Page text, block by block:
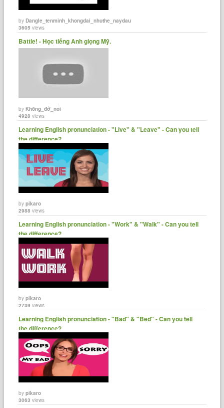
byDangle_tenminh_khongdai_nhuthe_naydau
3605 views
Battle! - Học tiếng Anh giọng Mỹ.
byKhông_đở_nổi
4928 views
Learning English pronunciation - "Live" & "Leave" - Can you tell
the difference?
bypikaro
2988 views
Learning English pronunciation - "Work" & "Walk" - Can you tell
the difference?
bypikaro
2739 views
Learning English pronunciation - "Bad" & "Bed" - Can you tell
the difference?
bypikaro
3063 views